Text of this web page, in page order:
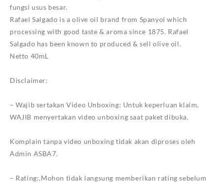
fungsi usus besar.
Rafael Salgado is a olive oil brand from Spanyol which
processing with good taste & aroma since 1875. Rafael
Salgado has been known to produced & sell olive oil.
Netto 40mL
Disclaimer:
– Wajib sertakan Video Unboxing: Untuk keperluan klaim,
WAJIB menyertakan video unboxing saat paket dibuka.
Komplain tanpa video unboxing tidak akan diproses oleh
Admin ASBA7.
– Rating:,Mohon tidak langsung memberikan rating sebelum